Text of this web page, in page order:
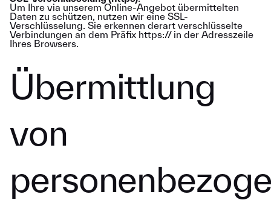
Um Ihre via unserem Online-Angebot übermittelten
Daten zu schützen, nutzen wir eine SSL-
Verschlüsselung. Sie erkennen derart verschlüsselte
Verbindungen an dem Präfix https:// in der Adresszeile
Ihres Browsers.
Übermittlung
von